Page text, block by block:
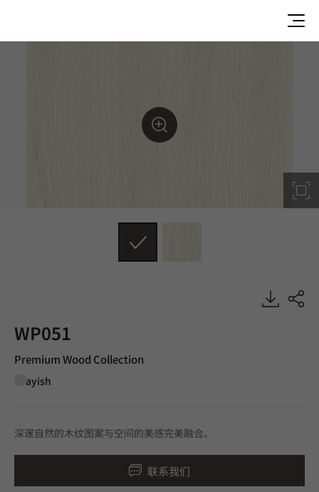
WP051
Premium Wood Collection
Grayish
深邃自然的木纹图案与空间的美感完美融合。
联系我们